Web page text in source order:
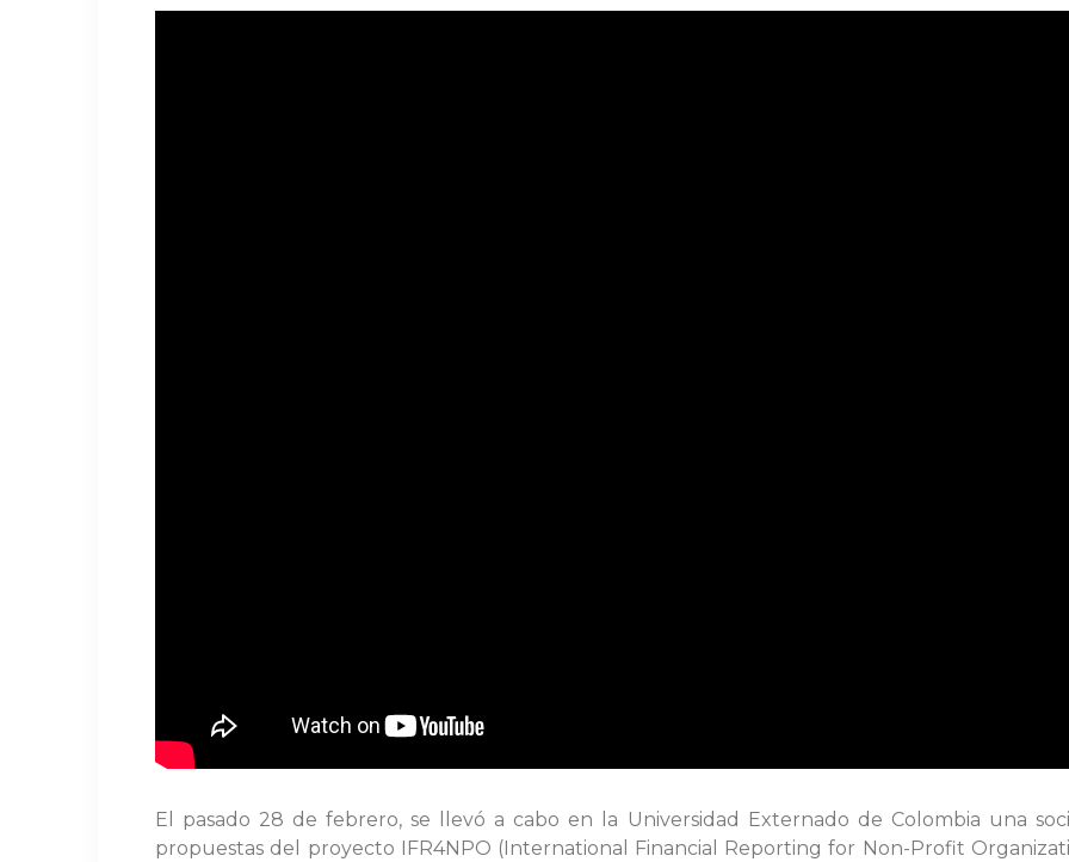
El pasado 28 de febrero, se llevó a cabo en la Universidad Externado de Colombia una
propuestas del proyecto IFR4NPO (International Financial Reporting for Non-Profit